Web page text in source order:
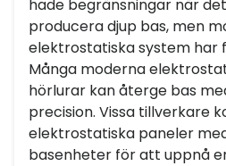
hade begränsningar när
producera djup bas, men
elektrostatiska system
Många moderna
hörlurar kan återge bas
precision. Vissa tillverkare
elektrostatiska paneler
basenheter för att uppnå